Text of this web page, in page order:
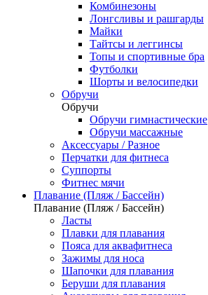
Комбинезоны
Лонгсливы и рашгарды
Майки
Тайтсы и леггинсы
Топы и спортивные бра
Футболки
Шорты и велосипедки
Обручи
Обручи
Обручи гимнастические
Обручи массажные
Аксессуары / Разное
Перчатки для фитнеса
Суппорты
Фитнес мячи
Плавание (Пляж / Бассейн)
Плавание (Пляж / Бассейн)
Ласты
Плавки для плавания
Пояса для аквафитнеса
Зажимы для носа
Шапочки для плавания
Беруши для плавания